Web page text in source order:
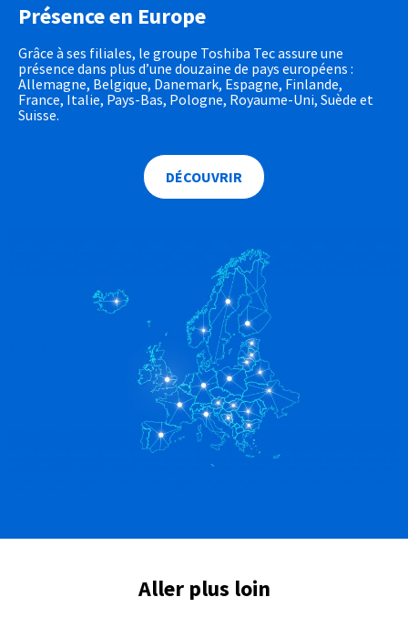
Présence en Europe
Grâce à ses filiales, le groupe Toshiba Tec assure une
présence dans plus d’une douzaine de pays européens :
Allemagne, Belgique, Danemark, Espagne, Finlande,
France, Italie, Pays-Bas, Pologne, Royaume-Uni, Suède et
Suisse.
DÉCOUVRIR
Aller plus loin